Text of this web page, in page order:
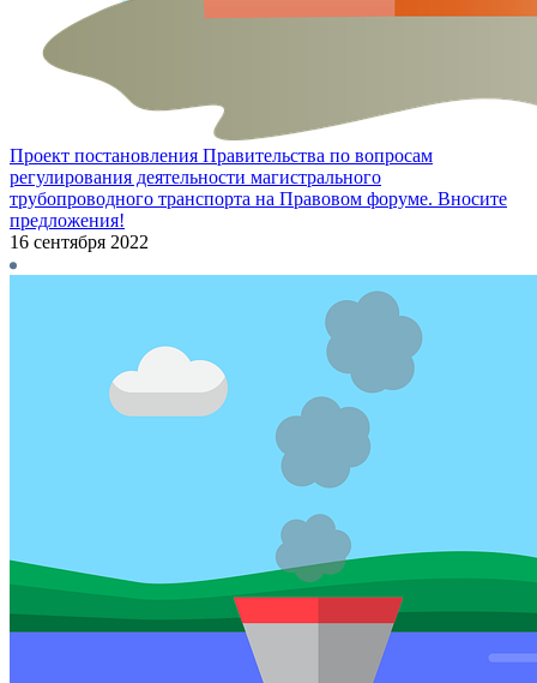
Проект постановления Правительства по вопросам
регулирования деятельности магистрального
трубопроводного транспорта на Правовом форуме. Вносите
предложения!
16 сентября 2022